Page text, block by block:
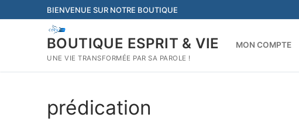
au
BIENVENUE SUR NOTRE BOUTIQUE
BOUTIQUE ESPRIT & VIE
UNE VIE TRANSFORMÉE PAR SA PAROLE !
MON COMPTE
prédication